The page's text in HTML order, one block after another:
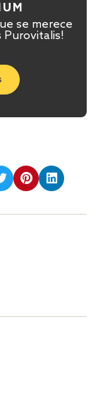
se merece
Purovitalis!